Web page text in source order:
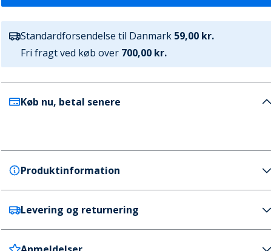
Standardforsendelse til Danmark 59,00 kr.
Fri fragt ved køb over 700,00 kr.
Køb nu, betal senere
Produktinformation
adidas Originals
adidas Originals Herre Adicolor Superstar Velour
Træningsbukser Aurora Ivy
Levering og returnering